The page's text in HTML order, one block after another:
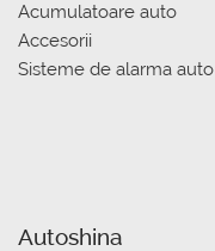
Acumulatoare auto
Accesorii
Sisteme de alarma auto
Autoshina